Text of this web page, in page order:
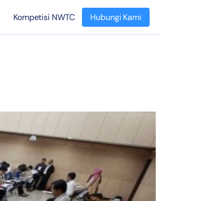
Kompetisi NWTC Hubungi Kami